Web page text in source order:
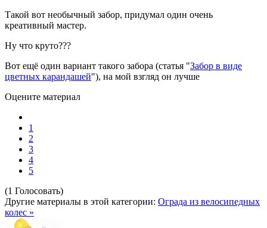
Такой вот необычный забор, придумал один очень
креативный мастер.
Ну что круто???
Вот ещё один вариант такого забора (статья "Забор в виде
цветных карандашей"), на мой взгляд он лучше
Оцените материал
1
2
3
4
5
(1 Голосовать)
Другие материалы в этой категории: Ограда из велосипедных
колес »